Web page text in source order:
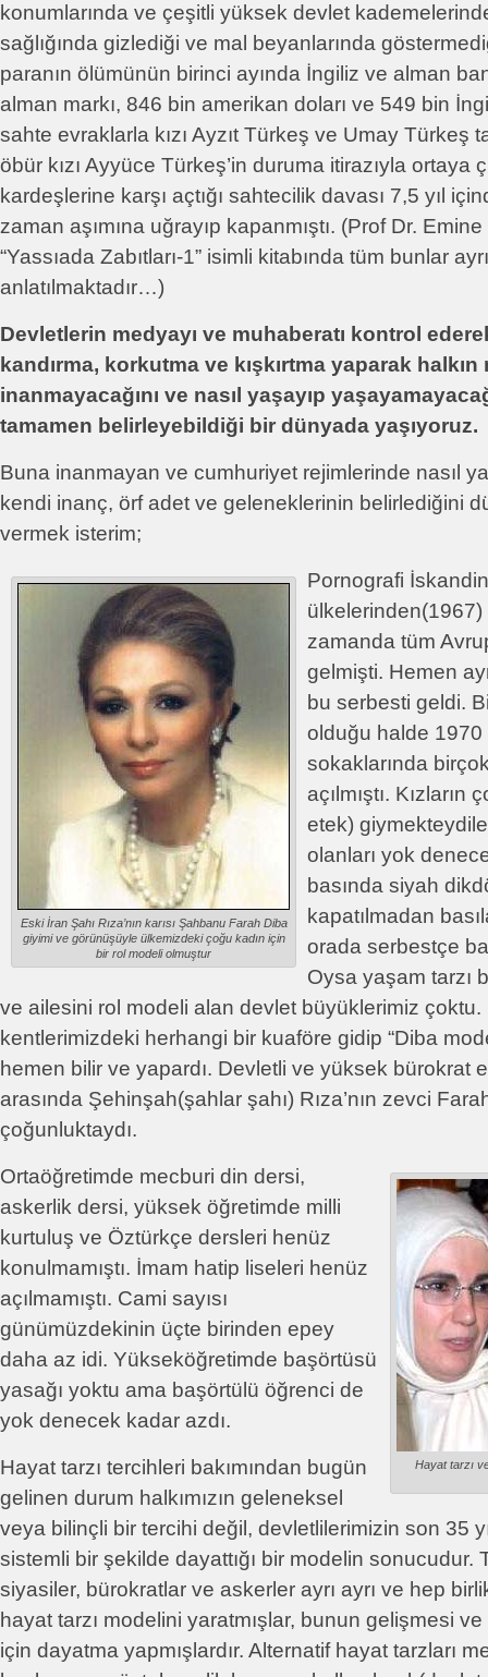
konumlarında ve çeşitli yüksek devlet
sağlığında gizlediği ve mal beyanlarında
paranın ölümünün birinci ayında İngiliz ve alman
alman markı, 846 bin amerikan doları ve 549 bin
sahte evraklarla kızı Ayzıt Türkeş ve Umay Türkeş
öbür kızı Ayyüce Türkeş’in duruma itirazıyla ortaya
kardeşlerine karşı açtığı sahtecilik davası 7,5 yıl
zaman aşımına uğrayıp kapanmıştı. (Prof Dr.
“Yassıada Zabıtları-1” isimli kitabında tüm bunlar
anlatılmaktadır…)
Devletlerin medyayı ve muhaberatı kontrol
kandırma, korkutma ve kışkırtma yaparak
inanmayacağını ve nasıl yaşayıp
tamamen belirleyebildiği bir dünyada yaşıyoruz.
Buna inanmayan ve cumhuriyet rejimlerinde nasıl
kendi inanç, örf adet ve geleneklerinin belirlediğini
vermek isterim;
Eski İran Şahı Rıza’nın karısı Şahbanu Farah Diba
giyimi ve görünüşüyle ülkemizdeki çoğu kadın için
bir rol modeli olmuştur
Pornografi
ülkelerinden(1967)
zamanda tüm
gelmişti. Hemen
bu serbesti geldi.
olduğu halde 1970
sokaklarında
açılmıştı.
etek)
olanları yok
basında siyah
kapatılmadan
orada serbestçe
Oysa yaşam tarzı
ve ailesini rol modeli alan devlet büyüklerimiz
kentlerimizdeki herhangi bir kuaföre gidip “Diba
hemen bilir ve yapardı. Devletli ve yüksek bürokrat
arasında Şehinşah(şahlar şahı) Rıza’nın zevci
çoğunluktaydı.
Hayat tarzı
Ortaöğretimde mecburi din dersi,
askerlik dersi, yüksek öğretimde milli
kurtuluş ve Öztürkçe dersleri henüz
konulmamıştı. İmam hatip liseleri henüz
açılmamıştı. Cami sayısı
günümüzdekinin üçte birinden epey
daha az idi. Yükseköğretimde başörtüsü
yasağı yoktu ama başörtülü öğrenci de
yok denecek kadar azdı.
Hayat tarzı tercihleri bakımından bugün
gelinen durum halkımızın geleneksel
veya bilinçli bir tercihi değil, devletlilerimizin son 35
sistemli bir şekilde dayattığı bir modelin sonucudur.
siyasiler, bürokratlar ve askerler ayrı ayrı ve hep
hayat tarzı modelini yaratmışlar, bunun gelişmesi ve
için dayatma yapmışlardır. Alternatif hayat tarzları